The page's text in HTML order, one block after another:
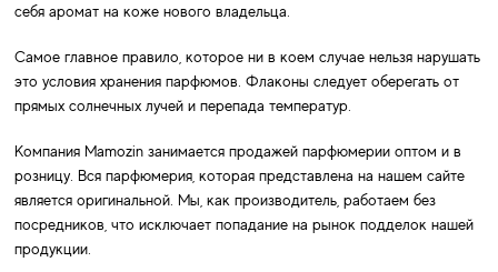
себя аромат на коже нового владельца.
Самое главное правило, которое ни в коем случае нельзя нарушать
это условия хранения парфюмов. Флаконы следует оберегать от
прямых солнечных лучей и перепада температур.
Компания Mamozin занимается продажей парфюмерии оптом и в
розницу. Вся парфюмерия, которая представлена на нашем сайте
является оригинальной. Мы, как производитель, работаем без
посредников, что исключает попадание на рынок подделок нашей
продукции.